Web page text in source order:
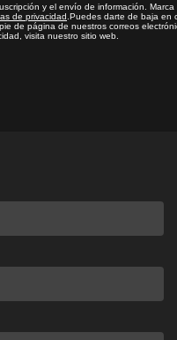
y el envío de información.
de privacidad .Puedes darte de baja en
de página de nuestros correos
visita nuestro sitio web.